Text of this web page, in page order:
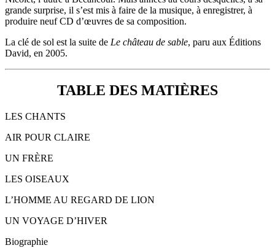
grande surprise, il s’est mis à faire de la musique, à enregistrer, à
produire neuf CD d’œuvres de sa composition.
La clé de sol est la suite de Le château de sable, paru aux Éditions
David, en 2005.
TABLE DES MATIÈRES
LES CHANTS
AIR POUR CLAIRE
UN FRÈRE
LES OISEAUX
L’HOMME AU REGARD DE LION
UN VOYAGE D’HIVER
Biographie